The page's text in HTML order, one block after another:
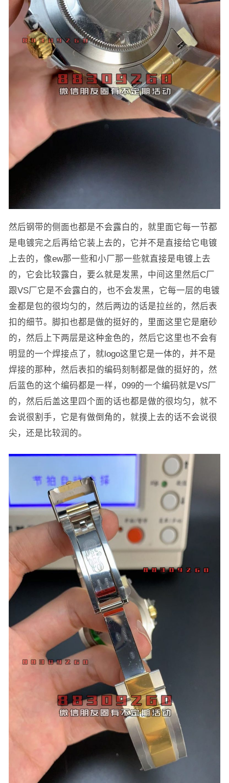
然后钢带的侧面也都是不会露白的，就里面它每一节都
是电镀完之后再给它装上去的，它并不是直接给它电镀
上去的，像ew那一些和小厂那一些就直接是电镀上去
的，它会比较露白，要么就是发黑，中间这里然后C厂
跟VS厂它是不会露白的，也不会发黑，它每一层的电镀
金都是包的很均匀的，然后两边的话是拉丝的，然后表
扣的细节。脚扣也都是做的挺好的，里面这里它是磨砂
的，然后上下两层是这种金色的，然后它这里也不会有
明显的一个焊接点了，就logo这里它是一体的，并不是
焊接的那种，然后表扣的编码刻制都是做的挺好的，然
后蓝色的这个编码都是一样，099的一个编码就是VS厂
的，然后后盖这里四个面的话也都是做的很均匀，就不
会说很割手，它是有做倒角的，就摸上去的话不会说很
尖，还是比较润的。